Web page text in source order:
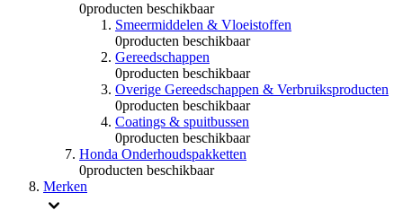
0producten beschikbaar
Smeermiddelen & Vloeistoffen
0producten beschikbaar
Gereedschappen
0producten beschikbaar
Overige Gereedschappen & Verbruiksproducten
0producten beschikbaar
Coatings & spuitbussen
0producten beschikbaar
Honda Onderhoudspakketten
0producten beschikbaar
Merken